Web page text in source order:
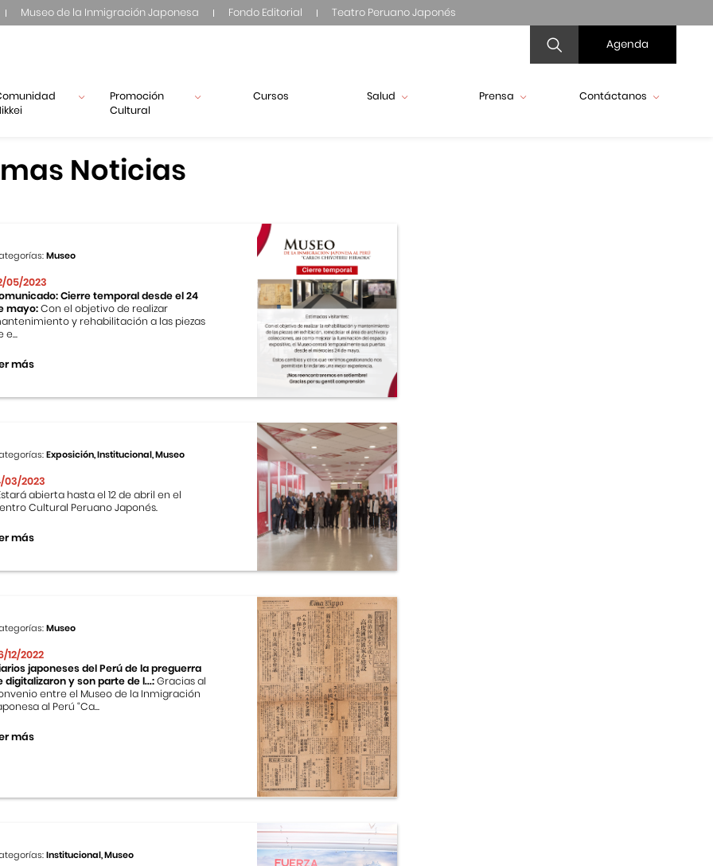
Museo de la Inmigración Japonesa Fondo Editorial Teatro Peruano Japonés
Agenda
Promoción
Cultural
Cursos Salud Prensa Contáctanos
Noticias
Museo
05/2023
Cierre temporal desde el 24
mayo:Con el objetivo de realizar
y rehabilitación a las piezas
e...
más
Exposición, Institucional, Museo
03/2023
abierta hasta el 12 de abril en el
Cultural Peruano Japonés.
más
Museo
12/2022
japoneses del Perú de la preguerra
digitalizaron y son parte de l...:Gracias al
entre el Museo de la Inmigración
al Perú “Ca...
más
Institucional, Museo